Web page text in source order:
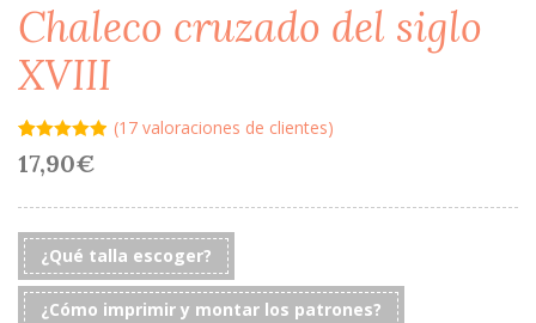
Chaleco cruzado del siglo
XVIII
Valorado
con4.88de
17
valoraciones
(17valoraciones de clientes)
17,90€
¿Qué talla escoger?
¿Cómo imprimir y montar los patrones?